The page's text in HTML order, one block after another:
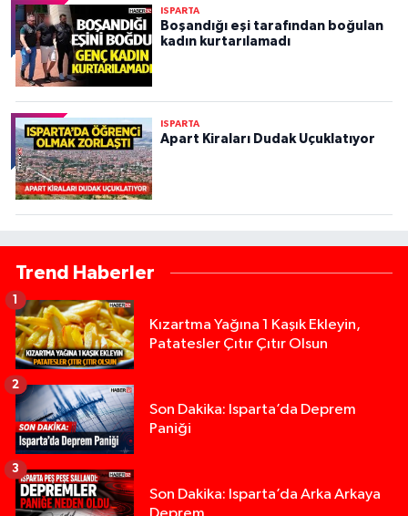
ISPARTA
Boşandığı eşi tarafından boğulan
kadın kurtarılamadı
ISPARTA
Apart Kiraları Dudak Uçuklatıyor
Trend Haberler
Kızartma Yağına 1 Kaşık Ekleyin,
Patatesler Çıtır Çıtır Olsun
1
Son Dakika: Isparta’da Deprem
Paniği
2
Son Dakika: Isparta’da Arka Arkaya
3